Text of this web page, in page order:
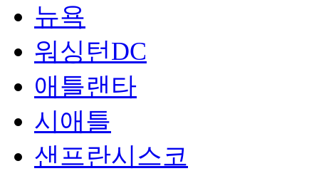
뉴욕
워싱턴DC
애틀랜타
시애틀
샌프란시스코